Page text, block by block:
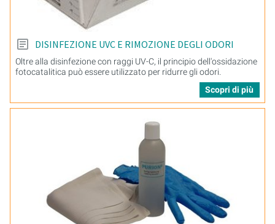
DISINFEZIONE UVC E RIMOZIONE DEGLI ODORI
Oltre alla disinfezione con raggi UV-C, il principio dell'ossidazione
fotocatalitica può essere utilizzato per ridurre gli odori.
Scopri di più